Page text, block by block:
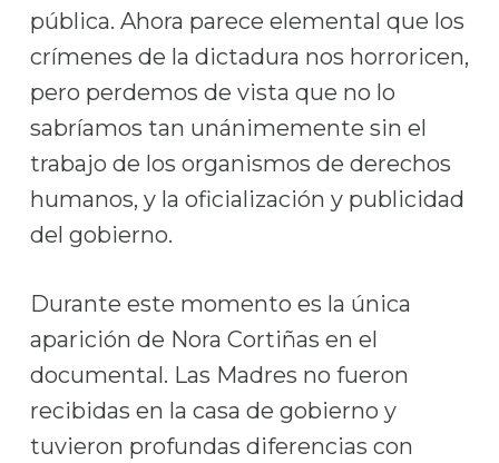
pública. Ahora parece elemental que los
crímenes de la dictadura nos horroricen,
pero perdemos de vista que no lo
sabríamos tan unánimemente sin el
trabajo de los organismos de derechos
humanos, y la oficialización y publicidad
del gobierno.
Durante este momento es la única
aparición de Nora Cortiñas en el
documental. Las Madres no fueron
recibidas en la casa de gobierno y
tuvieron profundas diferencias con